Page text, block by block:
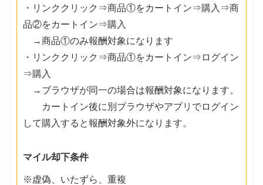
・リンククリック⇒商品①をカートイン⇒購入⇒商
品②をカートイン⇒購入
→商品①のみ報酬対象になります
・リンククリック⇒商品①をカートイン⇒ログイン
⇒購入
→ブラウザが同一の場合は報酬対象になります。
カートイン後に別ブラウザやアプリでログイン
して購入すると報酬対象外になります。
マイル却下条件
※虚偽、いたずら、重複